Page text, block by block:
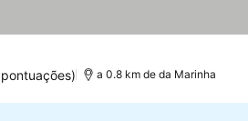
a 0.8 km de da Marinha